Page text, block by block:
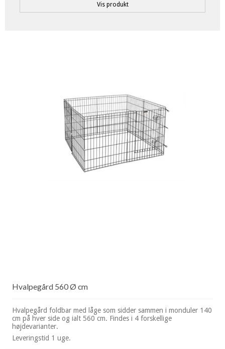
Vis produkt
Hvalpegård 560 Ø cm
Hvalpegård foldbar med låge som sidder sammen i monduler 140
cm på hver side og ialt 560 cm. Findes i 4 forskellige
højdevarianter.
Leveringstid 1 uge.